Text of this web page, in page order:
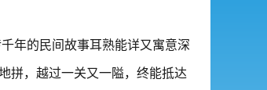
年的民间故事耳熟能详又寓意深
拼，越过一关又一隘，终能抵达